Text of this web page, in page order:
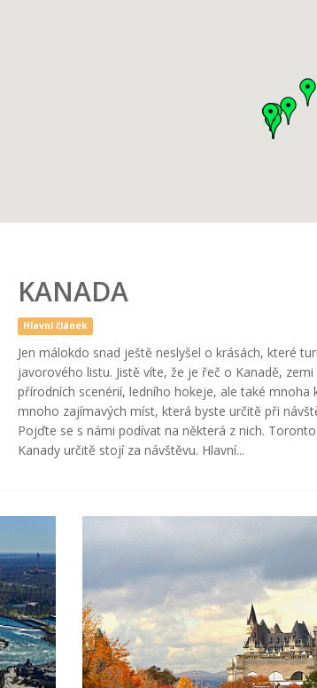
KANADA
Hlavní článek
Jen málokdo snad ještě neslyšel o krásách, které
javorového listu. Jistě víte, že je řeč o Kanadě, zemi
přírodních scenérií, ledního hokeje, ale také mnoha
mnoho zajímavých míst, která byste určitě při
Pojďte se s námi podívat na některá z nich.
Kanady určitě stojí za návštěvu. Hlavní...